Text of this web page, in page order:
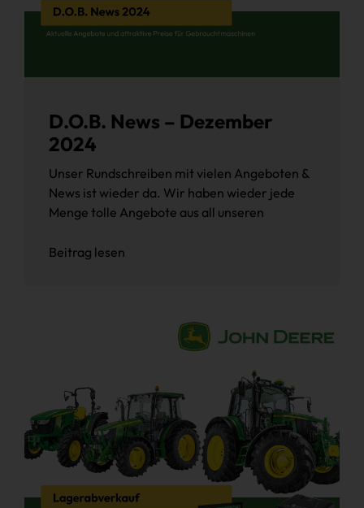
D.O.B. News – Dezember
2024
Unser Rundschreiben mit vielen Angeboten &
News ist wieder da. Wir haben wieder jede
Menge tolle Angebote aus all unseren
Beitrag lesen